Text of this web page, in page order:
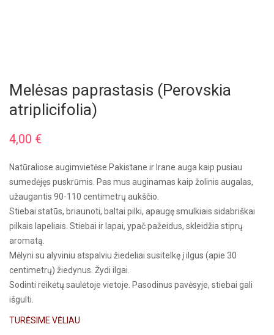
Melėsas paprastasis (Perovskia
atriplicifolia)
4,00 €
Natūraliose augimvietėse Pakistane ir Irane auga kaip pusiau
sumedėjęs puskrūmis. Pas mus auginamas kaip žolinis augalas,
užaugantis 90-110 centimetrų aukščio.
Stiebai statūs, briaunoti, baltai pilki, apaugę smulkiais sidabriškai
pilkais lapeliais. Stiebai ir lapai, ypač pažeidus, skleidžia stiprų
aromatą.
Mėlyni su alyviniu atspalviu žiedeliai susitelkę į ilgus (apie 30
centimetrų) žiedynus. Žydi ilgai.
Sodinti reikėtų saulėtoje vietoje. Pasodinus pavėsyje, stiebai gali
išgulti.
TURĖSIME VĖLIAU